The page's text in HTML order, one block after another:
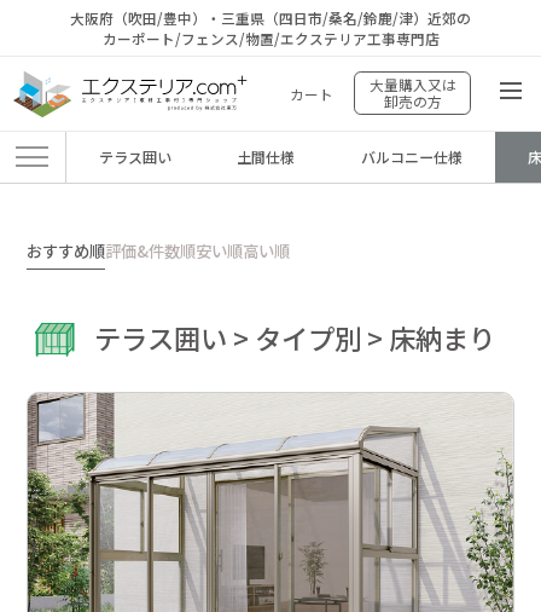
大阪府（吹田/豊中）・三重県（四日市/桑名/鈴鹿/津）近郊の
カーポート/フェンス/物置/エクステリア工事専門店
カート
大量購入又は
卸売の方
テラス囲い 土間仕様 バルコニー仕様
おすすめ順評価&件数順安い順高い順
テラス囲い > タイプ別 > 床納まり